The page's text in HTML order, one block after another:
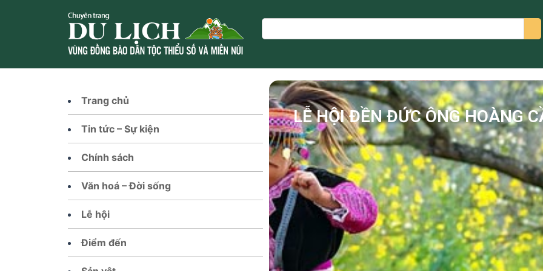
Search
Trang chủ
Tin tức – Sự kiện
Chính sách
Văn hoá – Đời sống
Lễ hội
Điểm đến
LỄ HỘI ĐỀN ĐỨC ÔNG HOÀNG